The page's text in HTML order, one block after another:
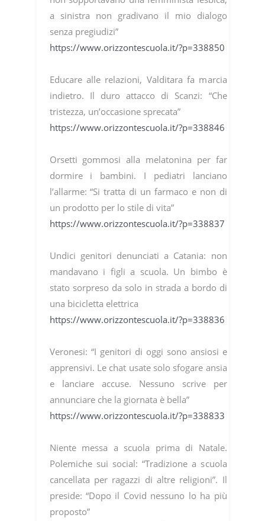
a sinistra non gradivano il mio dialogo
senza pregiudizi”
https://www.orizzontescuola.it/?p=338850
Educare alle relazioni, Valditara fa marcia
indietro. Il duro attacco di Scanzi: “Che
tristezza, un’occasione sprecata”
https://www.orizzontescuola.it/?p=338846
Orsetti gommosi alla melatonina per far
dormire i bambini. I pediatri lanciano
l’allarme: “Si tratta di un farmaco e non di
un prodotto per lo stile di vita”
https://www.orizzontescuola.it/?p=338837
Undici genitori denunciati a Catania: non
mandavano i figli a scuola. Un bimbo è
stato sorpreso da solo in strada a bordo di
una bicicletta elettrica
https://www.orizzontescuola.it/?p=338836
Veronesi: “I genitori di oggi sono ansiosi e
apprensivi. Le chat usate solo sfogare ansia
e lanciare accuse. Nessuno scrive per
annunciare che la giornata è bella”
https://www.orizzontescuola.it/?p=338833
Niente messa a scuola prima di Natale.
Polemiche sui social: “Tradizione a scuola
cancellata per ragazzi di altre religioni”. Il
preside: “Dopo il Covid nessuno lo ha più
proposto”